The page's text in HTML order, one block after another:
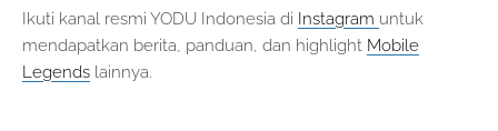
Ikuti kanal resmi YODU Indonesia di Instagram untuk
mendapatkan berita, panduan, dan highlight Mobile
Legends lainnya.